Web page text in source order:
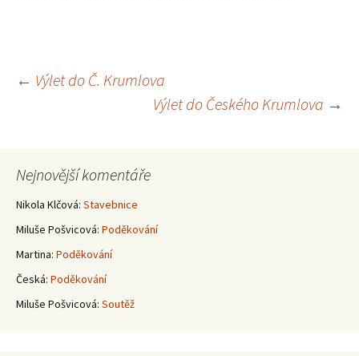
Navigace
příspěvky
← Výlet do Č. Krumlova
Výlet do Českého Krumlova →
Nejnovější komentáře
Nikola Klčová: Stavebnice
Miluše Pošvicová: Poděkování
Martina: Poděkování
Česká: Poděkování
Miluše Pošvicová: Soutěž